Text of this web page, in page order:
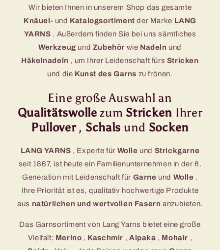
Wir bieten Ihnen in unserem Shop das gesamte
Knäuel- und Katalogsortiment der Marke LANG
YARNS . Außerdem finden Sie bei uns sämtliches
Werkzeug und Zubehör wie Nadeln und
Häkelnadeln , um Ihrer Leidenschaft fürs Stricken
und die Kunst des Garns zu frönen.
Eine große Auswahl an
Qualitätswolle zum Stricken Ihrer
Pullover, Schals und Socken
LANG YARNS , Experte für Wolle und Strickgarne
seit 1867, ist heute ein Familienunternehmen in der 6.
Generation mit Leidenschaft für Garne und Wolle .
Ihre Priorität ist es, qualitativ hochwertige Produkte
aus natürlichen und wertvollen Fasern anzubieten.
Das Garnsortiment von Lang Yarns bietet eine große
Vielfalt: Merino , Kaschmir , Alpaka , Mohair ,